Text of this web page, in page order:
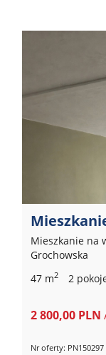
Mieszkanie na
Grochowska
47 m2 2
2 800,00 PLN
Nr oferty: PN150297